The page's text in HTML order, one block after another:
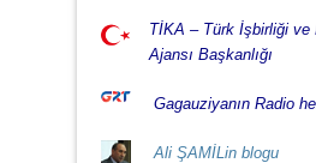
TİKA – Türk İşbirliği ve
Ajansı Başkanlığı
Gagauziyanın Radio
Ali ŞAMİLin blogu